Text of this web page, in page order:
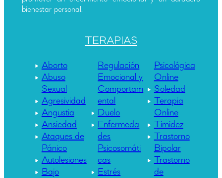
bienestar personal.
TERAPIAS
Aborto
Abuso
Sexual
Agresividad
Angustia
Ansiedad
Ataques de
Pánico
Autolesiones
Bajo
Regulación
Emocional y
Comportam
ental
Duelo
Enfermeda
des
Psicosomáti
cas
Estrés
Psicológica
Online
Soledad
Terapia
Online
Timidez
Trastorno
Bipolar
Trastorno
de